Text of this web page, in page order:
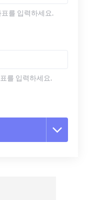
를 입력하세요.
를 입력하세요.